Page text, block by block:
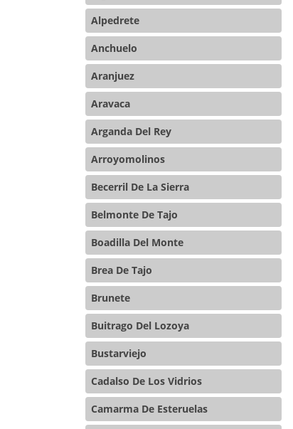
Alpedrete
Anchuelo
Aranjuez
Aravaca
Arganda Del Rey
Arroyomolinos
Becerril De La Sierra
Belmonte De Tajo
Boadilla Del Monte
Brea De Tajo
Brunete
Buitrago Del Lozoya
Bustarviejo
Cadalso De Los Vidrios
Camarma De Esteruelas